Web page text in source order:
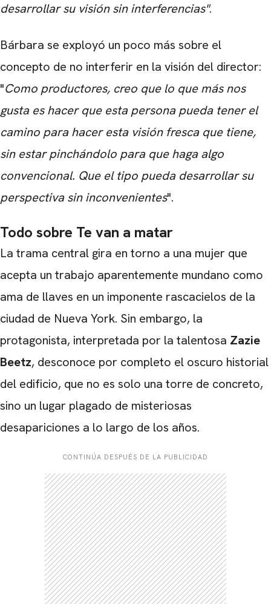
desarrollar su visión sin interferencias".
Bárbara se exployó un poco más sobre el
concepto de no interferir en la visión del director:
"Como productores, creo que lo que más nos
gusta es hacer que esta persona pueda tener el
camino para hacer esta visión fresca que tiene,
sin estar pinchándolo para que haga algo
convencional. Que el tipo pueda desarrollar su
perspectiva sin inconvenientes".
Todo sobre Te van a matar
La trama central gira en torno a una mujer que
acepta un trabajo aparentemente mundano como
ama de llaves en un imponente rascacielos de la
ciudad de Nueva York. Sin embargo, la
protagonista, interpretada por la talentosa Zazie
Beetz, desconoce por completo el oscuro historial
del edificio, que no es solo una torre de concreto,
sino un lugar plagado de misteriosas
desapariciones a lo largo de los años.
CONTINÚA DESPUÉS DE LA PUBLICIDAD